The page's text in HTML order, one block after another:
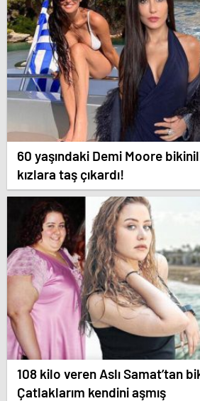
60 yaşındaki Demi Moore
kızlara taş çıkardı!
108 kilo veren Aslı Samat’tan
Çatlaklarım kendini aşmış